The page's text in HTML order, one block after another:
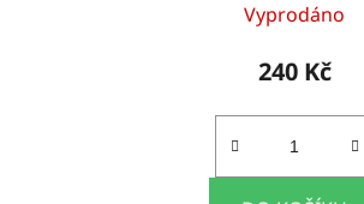
Vyprodáno
240 Kč